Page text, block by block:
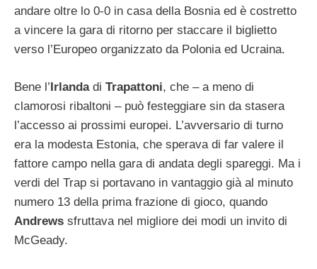
andare oltre lo 0-0 in casa della Bosnia ed è costretto
a vincere la gara di ritorno per staccare il biglietto
verso l’Europeo organizzato da Polonia ed Ucraina.
Bene l’Irlandadi Trapattoni, che – a meno di
clamorosi ribaltoni – può festeggiare sin da stasera
l’accesso ai prossimi europei. L’avversario di turno
era la modesta Estonia, che sperava di far valere il
fattore campo nella gara di andata degli spareggi. Ma i
verdi del Trap si portavano in vantaggio già al minuto
numero 13 della prima frazione di gioco, quando
Andrews sfruttava nel migliore dei modi un invito di
McGeady.